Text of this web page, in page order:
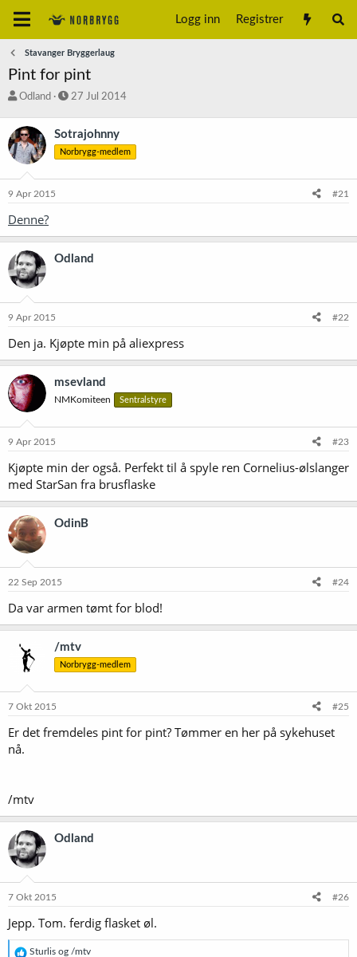
Logg inn Registrer
Stavanger Bryggerlaug
Pint for pint
T
å
d
s
a
r
e
r
Odland
S
r
t
a
27 Jul 2014
Sotrajohnny
Norbrygg-medlem
9 Apr 2015 #21
Denne?
Odland
9 Apr 2015 #22
Den ja. Kjøpte min på aliexpress
msevland
NMKomiteen Sentralstyre
9 Apr 2015 #23
Kjøpte min der også. Perfekt til å spyle ren Cornelius-ølslanger
med StarSan fra brusflaske
OdinB
22 Sep 2015 #24
Da var armen tømt for blod!
/mtv
Norbrygg-medlem
7 Okt 2015 #25
Er det fremdeles pint for pint? Tømmer en her på sykehuset
nå.
/mtv
Odland
7 Okt 2015 #26
Jepp. Tom. ferdig flasket øl.
R
Sturlis og /mtv